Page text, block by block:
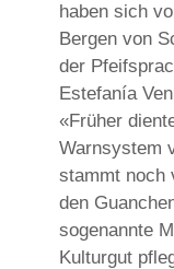
haben sich
Bergen von
der
Estefanía
«Früher
Warnsystem
stammt noch
den
sogenannte
Kulturgut